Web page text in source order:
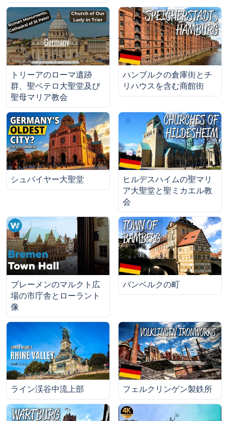
トリーアのローマ遺跡
群、聖ペテロ大聖堂及び
聖母マリア教会
ハンブルクの倉庫街とチ
リハウスを含む商館街
シュパイヤー大聖堂
ヒルデスハイムの聖マリ
ア大聖堂と聖ミカエル教
会
ブレーメンのマルクト広
場の市庁舎とローラント
像
バンベルクの町
ライン渓谷中流上部 フェルクリンゲン製鉄所